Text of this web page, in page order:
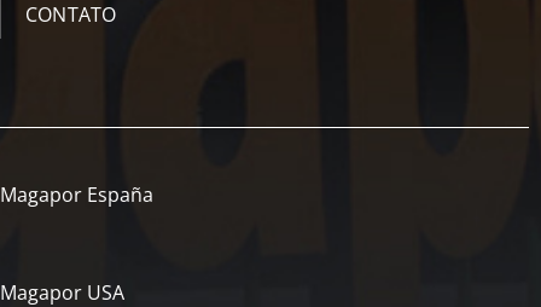
CONTATO
Magapor España
Magapor USA